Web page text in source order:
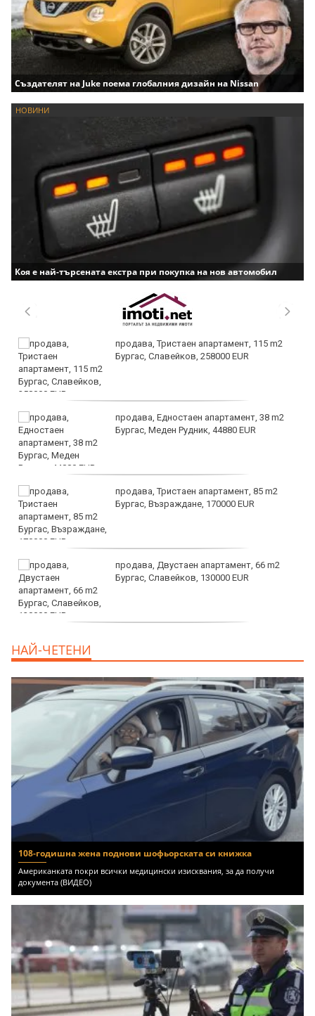
Създателят на Juke поема глобалния дизайн на Nissan
НОВИНИ
Коя е най-търсената екстра при покупка на нов автомобил
продава, Тристаен апартамент, 115 m2
Бургас, Славейков, 258000 EUR
продава, Едностаен апартамент, 38 m2
Бургас, Меден Рудник, 44880 EUR
продава, Тристаен апартамент, 85 m2
Бургас, Възраждане, 170000 EUR
продава, Двустаен апартамент, 66 m2
Бургас, Славейков, 130000 EUR
НАЙ-ЧЕТЕНИ
108-годишна жена поднови шофьорската си книжка
Американката покри всички медицински изисквания, за да получи
документа (ВИДЕО)